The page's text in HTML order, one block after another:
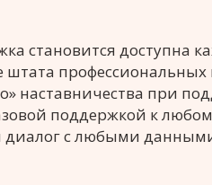
становится доступна
профессиональных
наставничества при
поддержкой к
диалог с любыми